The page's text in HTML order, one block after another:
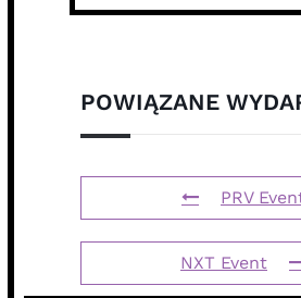
POWIĄZANE
PRV
NXT Event